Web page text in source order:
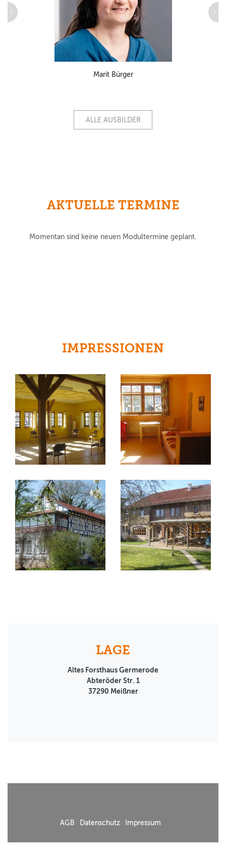
Marit Bürger
ALLE AUSBILDER
AKTUELLE TERMINE
Momentan sind keine neuen Modultermine geplant.
IMPRESSIONEN
LAGE
Altes Forsthaus Germerode
Abteröder Str. 1
37290 Meißner
AGB Datenschutz Impressum